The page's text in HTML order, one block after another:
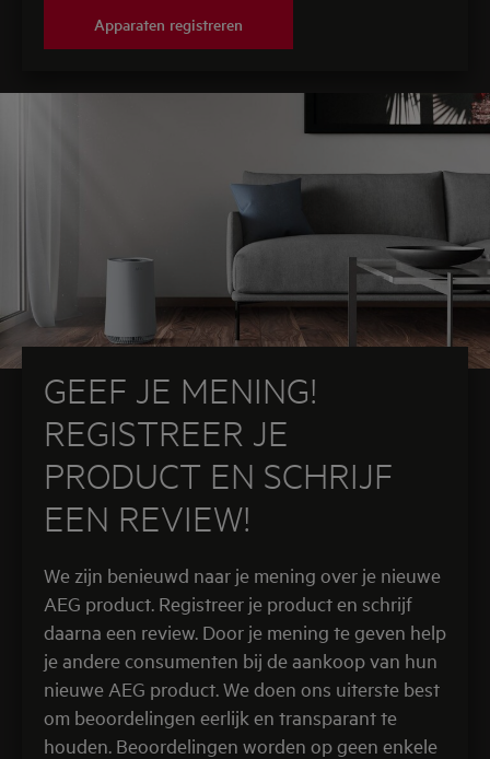
Apparaten registreren
GEEF JE MENING!
REGISTREER JE
PRODUCT EN SCHRIJF
EEN REVIEW!
We zijn benieuwd naar je mening over je nieuwe
AEG product. Registreer je product en schrijf
daarna een review. Door je mening te geven help
je andere consumenten bij de aankoop van hun
nieuwe AEG product. We doen ons uiterste best
om beoordelingen eerlijk en transparant te
houden. Beoordelingen worden op geen enkele